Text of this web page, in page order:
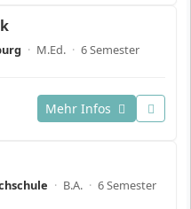
· M.Ed. · 6 Semester
Mehr Infos
· B.A. · 6 Semester